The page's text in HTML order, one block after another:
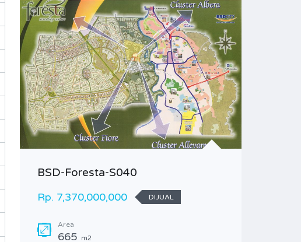
BSD-Foresta-S040
Rp. 7,370,000,000
DIJUAL
Area
665 m2